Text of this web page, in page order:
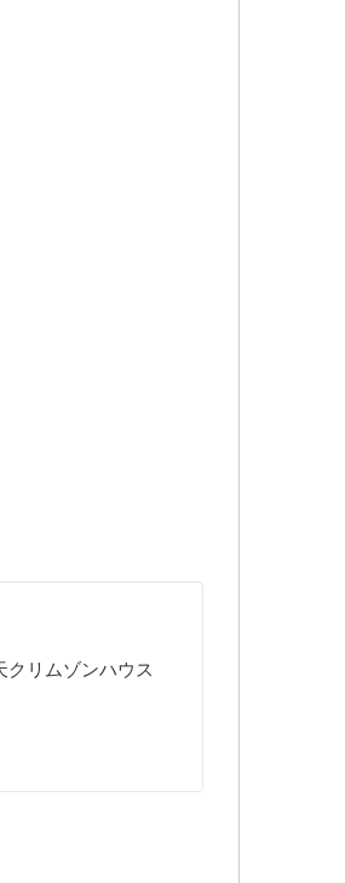
クリムゾンハウス